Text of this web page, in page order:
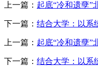
上一篇： 起底“冷和遗孽”
下一篇： 结合大学：以系
上一篇： 起底“冷和遗孽”
下一篇： 结合大学：以系